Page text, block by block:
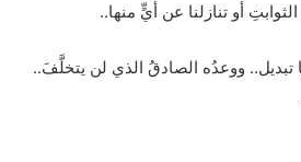
أَو تنازلنا عن أيٍّ منها..
تبديل.. ووعدُه الصادقُ الذي لن يتخلَّفَ..